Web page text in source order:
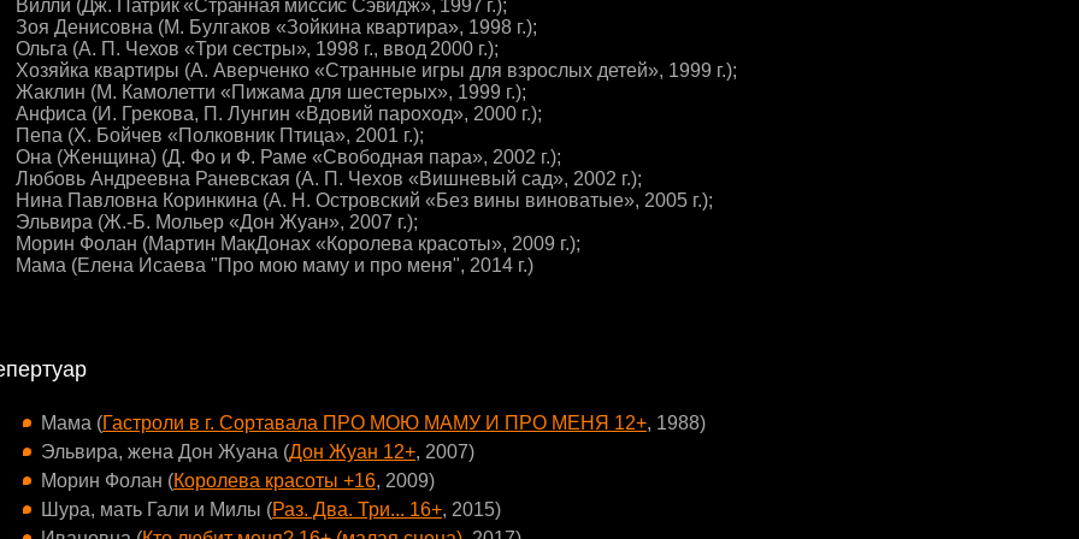
Вилли (Дж. Патрик «Странная миссис Сэвидж», 1997 г.);
Денисовна (М. Булгаков «Зойкина квартира», 1998 г.);
(А. П. Чехов «Три сестры», 1998 г., ввод 2000 г.);
квартиры (А. Аверченко «Странные игры для взрослых детей», 1999 г.);
(М. Камолетти «Пижама для шестерых», 1999 г.);
(И. Грекова, П. Лунгин «Вдовий пароход», 2000 г.);
(Х. Бойчев «Полковник Птица», 2001 г.);
(Женщина) (Д. Фо и Ф. Раме «Свободная пара», 2002 г.);
Андреевна Раневская (А. П. Чехов «Вишневый сад», 2002 г.);
Павловна Коринкина (А. Н. Островский «Без вины виноватые», 2005 г.);
(Ж.-Б. Мольер «Дон Жуан», 2007 г.);
Фолан (Мартин МакДонах «Королева красоты», 2009 г.);
(Елена Исаева "Про мою маму и про меня", 2014 г.)
Мама (Гастроли в г. Сортавала ПРО МОЮ МАМУ И ПРО МЕНЯ 12+, 1988)
Эльвира, жена Дон Жуана (Дон Жуан 12+, 2007)
Морин Фолан (Королева красоты +16, 2009)
Шура, мать Гали и Милы (Раз. Два. Три... 16+, 2015)